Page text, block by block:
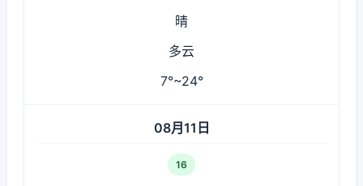
晴
多云
7°~24°
08月11日
16